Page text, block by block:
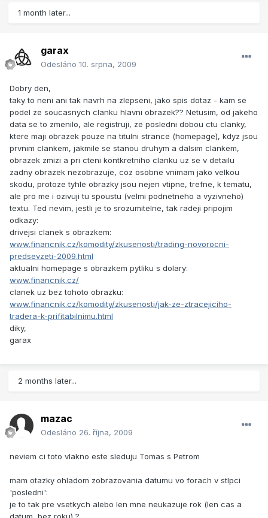
1 month later...
garax
Odesláno 10. srpna, 2009
Dobry den,
taky to neni ani tak navrh na zlepseni, jako spis dotaz - kam se
podel ze soucasnych clanku hlavni obrazek?? Netusim, od jakeho
data se to zmenilo, ale registruji, ze posledni dobou ctu clanky,
ktere maji obrazek pouze na titulni strance (homepage), kdyz jsou
prvnim clankem, jakmile se stanou druhym a dalsim clankem,
obrazek zmizi a pri cteni kontkretniho clanku uz se v detailu
zadny obrazek nezobrazuje, coz osobne vnimam jako velkou
skodu, protoze tyhle obrazky jsou nejen vtipne, trefne, k tematu,
ale pro me i ozivuji tu spoustu (velmi podnetneho a vyzivneho)
textu. Ted nevim, jestli je to srozumitelne, tak radeji pripojim
odkazy:
drivejsi clanek s obrazkem:
www.financnik.cz/komodity/zkusenosti/trading-novorocni-
predsevzeti-2009.html
aktualni homepage s obrazkem pytliku s dolary:
www.financnik.cz/
clanek uz bez tohoto obrazku:
www.financnik.cz/komodity/zkusenosti/jak-ze-ztracejiciho-
tradera-k-prifitabilnimu.html
diky,
garax
2 months later...
mazac
Odesláno 26. října, 2009
neviem ci toto vlakno este sleduju Tomas s Petrom
mam otazky ohladom zobrazovania datumu vo forach v stlpci
'posledni':
je to tak pre vsetkych alebo len mne neukazuje rok (len cas a